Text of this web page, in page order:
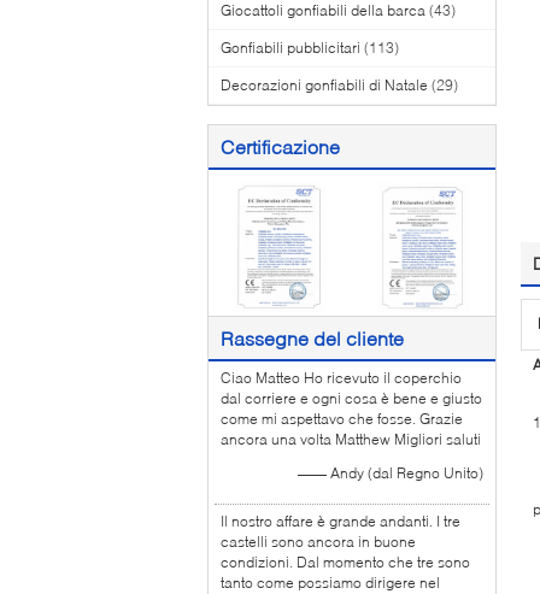
Giocattoli gonfiabili della barca (43)
Gonfiabili pubblicitari (113)
Decorazioni gonfiabili di Natale (29)
Certificazione
Rassegne del cliente
Ciao Matteo Ho ricevuto il coperchio
dal corriere e ogni cosa è bene e giusto
come mi aspettavo che fosse. Grazie
ancora una volta Matthew Migliori saluti
—— Andy (dal Regno Unito)
Il nostro affare è grande andanti. I tre
castelli sono ancora in buone
condizioni. Dal momento che tre sono
tanto come possiamo dirigere nel